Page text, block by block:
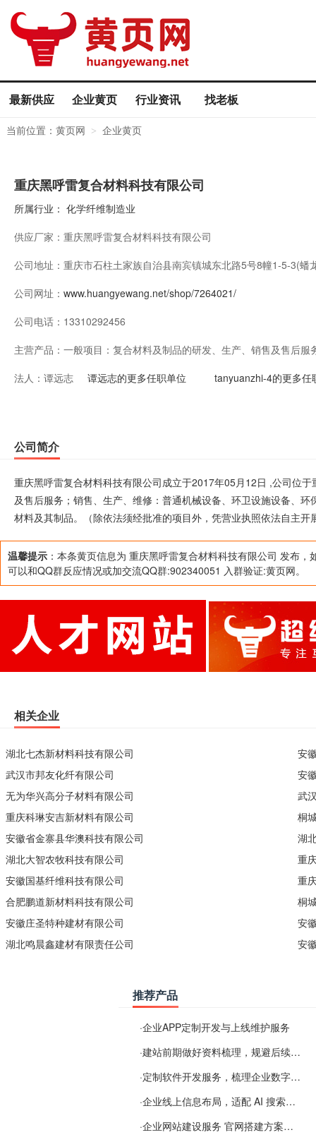
最新供应 企业黄页 行业资讯 找老板
当前位置： 黄页网 > 企业黄页
重庆黑呼雷复合材料科技有限公司
所属行业： 化学纤维制造业
供应厂家： 重庆黑呼雷复合材料科技有限公司
公司地址： 重庆市石柱土家族自治县南宾镇城东北路5号8幢1-5-3(蟠
公司网址： www.huangyewang.net/shop/7264021/
公司电话： 13310292456
主营产品： 一般项目：复合材料及制品的研发、生产、销售及售后
备、环卫设施设备、环保设施设备、交通路政设施设备
法人： 谭远志 谭远志的更多任职单位 tanyuanzhi-4的更多任
公司简介
重庆黑呼雷复合材料科技有限公司成立于2017年05月12日 ,公司位
及售后服务；销售、生产、维修：普通机械设备、环卫设施设备、
材料及其制品。（除依法须经批准的项目外，凭营业执照依法自主开
温馨提示 ：本条黄页信息为 重庆黑呼雷复合材料科技有限公司 发布
可以和QQ群反应情况或加交流QQ群:902340051 入群验证:黄页网。
相关企业
湖北七杰新材料科技有限公司
武汉市邦友化纤有限公司
无为华兴高分子材料有限公司
重庆科琳安吉新材料有限公司
安徽省金寨县华澳科技有限公司
湖北大智农牧科技有限公司
安徽国基纤维科技有限公司
合肥鹏道新材料科技有限公司
安徽庄圣特种建材有限公司
湖北鸣晨鑫建材有限责任公司
安
安
武
桐
湖
重
重
桐
安
安
推荐产品
·企业APP定制开发与上线维护服务
·建站前期做好资料梳理，规避后续各类使用难题
·定制软件开发服务，梳理企业数字化落地常见难点
·企业线上信息布局，适配 AI 搜索需要留意这些要点
·企业网站建设服务 官网搭建方案经验分享